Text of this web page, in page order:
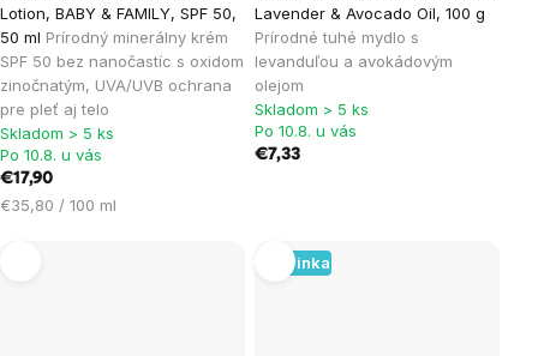
Lotion, BABY & FAMILY, SPF 50,
50 ml Prírodný minerálny krém
SPF 50 bez nanočastíc s oxidom
zinočnatým, UVA/UVB ochrana
pre pleť aj telo
Skladom > 5 ks
Po 10.8. u vás
€17,90
Jednotková
€35,80 / 100 ml
Lavender & Avocado Oil, 100 g
Prírodné tuhé mydlo s
levanduľou a avokádovým
olejom
Skladom > 5 ks
Po 10.8. u vás
€7,33
Novinka